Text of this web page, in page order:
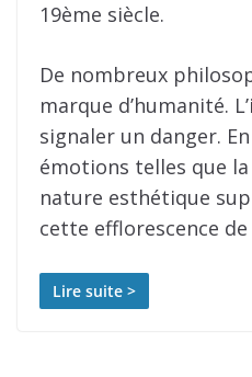
19ème siècle.
De nombreux
marque d’humanité.
signaler un danger.
émotions telles que
nature esthétique
cette efflorescence
Lire suite >